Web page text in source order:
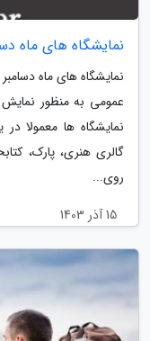
نمایشگاه های ماه دسامبر دبی
عمومی به منظور
نمایشگاه ها معمولا
گالری هنری، پارک،
روی...
15 آذر 1403